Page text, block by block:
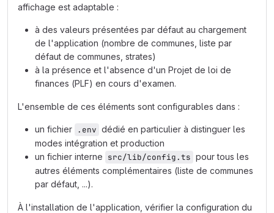
affichage est adaptable :
à des valeurs présentées par défaut au chargement
de l'application (nombre de communes, liste par
défaut de communes, strates)
à la présence et l'absence d'un Projet de loi de
finances (PLF) en cours d'examen.
L'ensemble de ces éléments sont configurables dans :
un fichier .env dédié en particulier à distinguer les
modes intégration et production
un fichier interne src/lib/config.ts pour tous les
autres éléments complémentaires (liste de communes
par défaut, ...).
À l'installation de l'application, vérifier la configuration du